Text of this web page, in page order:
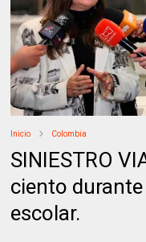
Inicio Colombia
SINIESTRO
ciento
escolar.